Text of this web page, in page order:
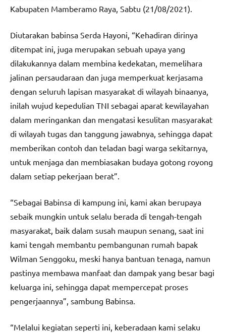
Kabupaten Mamberamo Raya, Sabtu (21/08/2021).
Diutarakan babinsa Serda Hayoni, “Kehadiran dirinya
ditempat ini, juga merupakan sebuah upaya yang
dilakukannya dalam membina kedekatan, memelihara
jalinan persaudaraan dan juga memperkuat kerjasama
dengan seluruh lapisan masyarakat di wilayah binaanya,
inilah wujud kepedulian TNI sebagai aparat kewilayahan
dalam meringankan dan mengatasi kesulitan masyarakat
di wilayah tugas dan tanggung jawabnya, sehingga dapat
memberikan contoh dan teladan bagi warga sekitarnya,
untuk menjaga dan membiasakan budaya gotong royong
dalam setiap pekerjaan berat”.
“Sebagai Babinsa di kampung ini, kami akan berupaya
sebaik mungkin untuk selalu berada di tengah-tengah
masyarakat, baik dalam susah maupun senang, saat ini
kami tengah membantu pembangunan rumah bapak
Wilman Senggoku, meski hanya bantuan tenaga, namun
pastinya membawa manfaat dan dampak yang besar bagi
keluarga ini, sehingga dapat mempercepat proses
pengerjaannya”, sambung Babinsa.
“Melalui kegiatan seperti ini, keberadaan kami selaku